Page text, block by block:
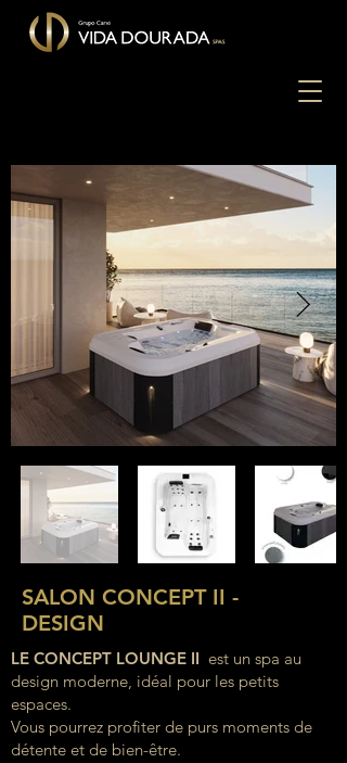
SALON CONCEPT II -
DESIGN
LE CONCEPT LOUNGE II est un spa au
design moderne, idéal pour les petits
espaces.
Vous pourrez profiter de purs moments de
détente et de bien-être.